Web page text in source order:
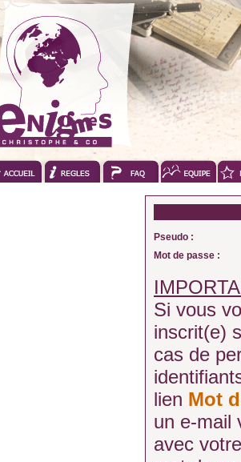
Pseudo :
Mot de passe :
Si vous
inscrit(e)
cas de
lien Mot
un e-mail
avec